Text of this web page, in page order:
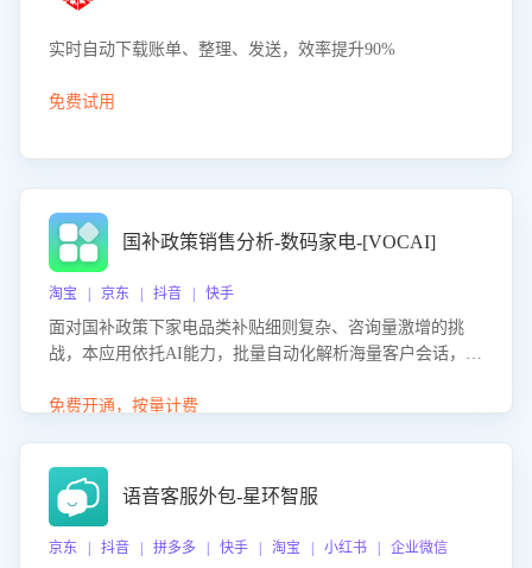
实时自动下载账单、整理、发送，效率提升90%
免费试用
国补政策销售分析-数码家电-[VOCAI]
淘宝 | 京东 | 抖音 | 快手
面对国补政策下家电品类补贴细则复杂、咨询量激增的挑
战，本应用依托AI能力，批量自动化解析海量客户会话，精
购买意向，深度洞察决策动因。同时全面评估客服团队政策
度、客服转化能力及销售业绩。
免费开通，按量计费
语音客服外包-星环智服
京东 | 抖音 | 拼多多 | 快手 | 淘宝 | 小红书 | 企业微信